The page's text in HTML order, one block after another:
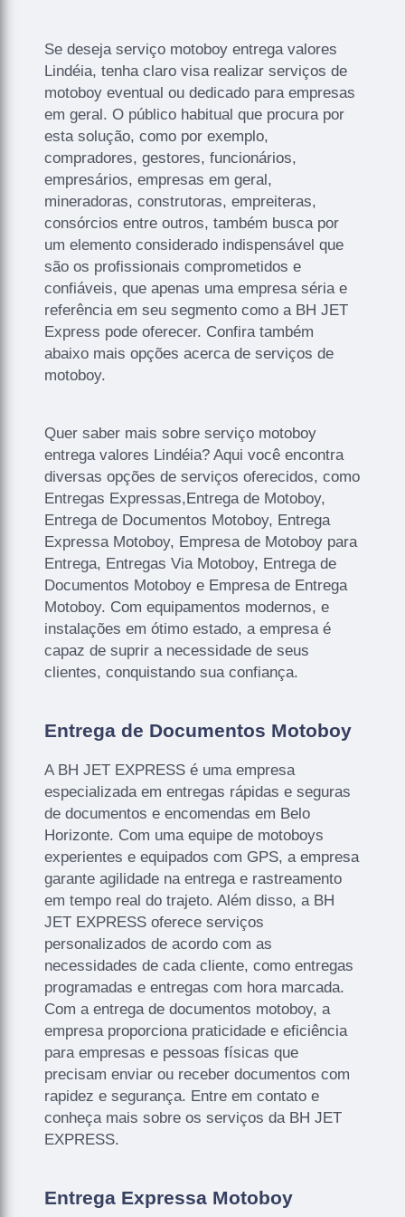
Se deseja serviço motoboy entrega valores
Lindéia, tenha claro visa realizar serviços de
motoboy eventual ou dedicado para empresas
em geral. O público habitual que procura por
esta solução, como por exemplo,
compradores, gestores, funcionários,
empresários, empresas em geral,
mineradoras, construtoras, empreiteras,
consórcios entre outros, também busca por
um elemento considerado indispensável que
são os profissionais comprometidos e
confiáveis, que apenas uma empresa séria e
referência em seu segmento como a BH JET
Express pode oferecer. Confira também
abaixo mais opções acerca de serviços de
motoboy.
Quer saber mais sobre serviço motoboy
entrega valores Lindéia? Aqui você encontra
diversas opções de serviços oferecidos, como
Entregas Expressas,Entrega de Motoboy,
Entrega de Documentos Motoboy, Entrega
Expressa Motoboy, Empresa de Motoboy para
Entrega, Entregas Via Motoboy, Entrega de
Documentos Motoboy e Empresa de Entrega
Motoboy. Com equipamentos modernos, e
instalações em ótimo estado, a empresa é
capaz de suprir a necessidade de seus
clientes, conquistando sua confiança.
Entrega de Documentos Motoboy
A BH JET EXPRESS é uma empresa
especializada em entregas rápidas e seguras
de documentos e encomendas em Belo
Horizonte. Com uma equipe de motoboys
experientes e equipados com GPS, a empresa
garante agilidade na entrega e rastreamento
em tempo real do trajeto. Além disso, a BH
JET EXPRESS oferece serviços
personalizados de acordo com as
necessidades de cada cliente, como entregas
programadas e entregas com hora marcada.
Com a entrega de documentos motoboy, a
empresa proporciona praticidade e eficiência
para empresas e pessoas físicas que
precisam enviar ou receber documentos com
rapidez e segurança. Entre em contato e
conheça mais sobre os serviços da BH JET
EXPRESS.
Entrega Expressa Motoboy